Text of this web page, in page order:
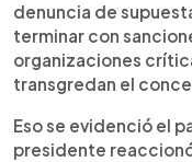
denuncia de
terminar con
organizaciones
transgredan el
Eso se evidenció el
presidente